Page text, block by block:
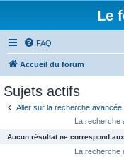
Le
FAQ
Accueil du forum
Sujets actifs
Aller sur la recherche avancée
La recherche
Aucun résultat ne correspond
La recherche